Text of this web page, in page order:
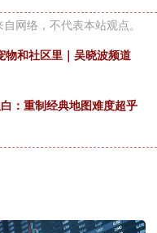
网络，不代表本站观点。
物和社区里｜吴晓波频道
：重制经典地图难度超乎